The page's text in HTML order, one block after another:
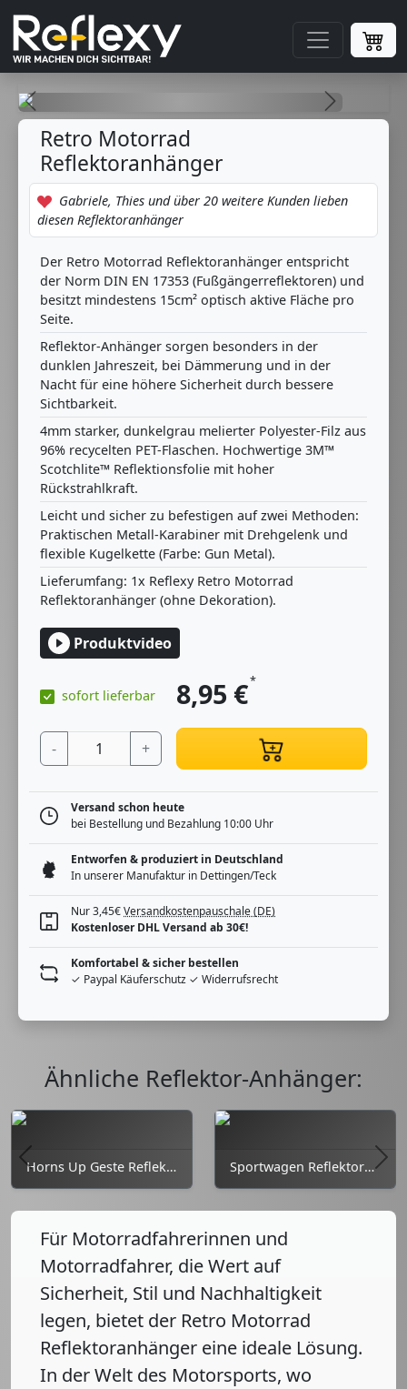
zurück weiter
Retro Motorrad
Reflektoranhänger
Gabriele, Thies und über 20 weitere Kunden lieben
diesen Reflektoranhänger
Der Retro Motorrad Reflektoranhänger entspricht
der Norm DIN EN 17353 (Fußgängerreflektoren) und
besitzt mindestens 15cm² optisch aktive Fläche pro
Seite.
Reflektor-Anhänger sorgen besonders in der
dunklen Jahreszeit, bei Dämmerung und in der
Nacht für eine höhere Sicherheit durch bessere
Sichtbarkeit.
4mm starker, dunkelgrau melierter Polyester-Filz aus
96% recycelten PET-Flaschen. Hochwertige 3M™
Scotchlite™ Reflektionsfolie mit hoher
Rückstrahlkraft.
Leicht und sicher zu befestigen auf zwei Methoden:
Praktischen Metall-Karabiner mit Drehgelenk und
flexible Kugelkette (Farbe: Gun Metal).
Lieferumfang: 1x Reflexy Retro Motorrad
Reflektoranhänger (ohne Dekoration).
Produktvideo
sofort lieferbar 8,95 €*
- +
Versand schon heute
bei Bestellung und Bezahlung 10:00 Uhr
Entworfen & produziert in Deutschland
In unserer Manufaktur in Dettingen/Teck
Nur 3,45€Versandkostenpauschale (DE)
Kostenloser DHL Versand ab 30€!
Komfortabel & sicher bestellen
✓ Paypal Käuferschutz ✓ Widerrufsrecht
Ähnliche Reflektor-Anhänger:
Horns Up Geste Reflektoranhänger Sportwagen Reflektoranhänger
Zurück
Für Motorradfahrerinnen und
Motorradfahrer, die Wert auf
Sicherheit, Stil und Nachhaltigkeit
legen, bietet der Retro Motorrad
Reflektoranhänger eine ideale Lösung.
In der Welt des Motorsports, wo